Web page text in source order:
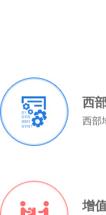
西
西部
增